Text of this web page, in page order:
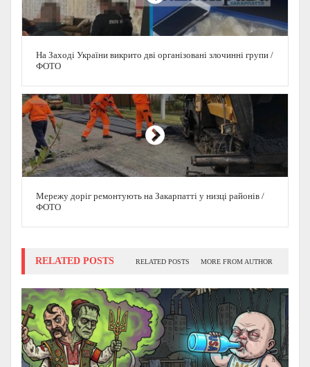
На Заході України викрито дві організовані злочинні групи /
ФОТО
Мережу доріг ремонтують на Закарпатті у низці районів /
ФОТО
RELATED POSTS RELATED POSTS MORE FROM AUTHOR